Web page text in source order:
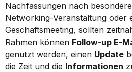
Nachfassungen nach
Networking-Veranstaltung oder
Geschäftsmeeting, sollten
Rahmen können Follow-up E-
genutzt werden, einen Update
die Zeit und die Informationen